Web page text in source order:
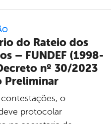
do Rateio dos
– FUNDEF (1998-
nº 30/2023
Preliminar
o
protocolar